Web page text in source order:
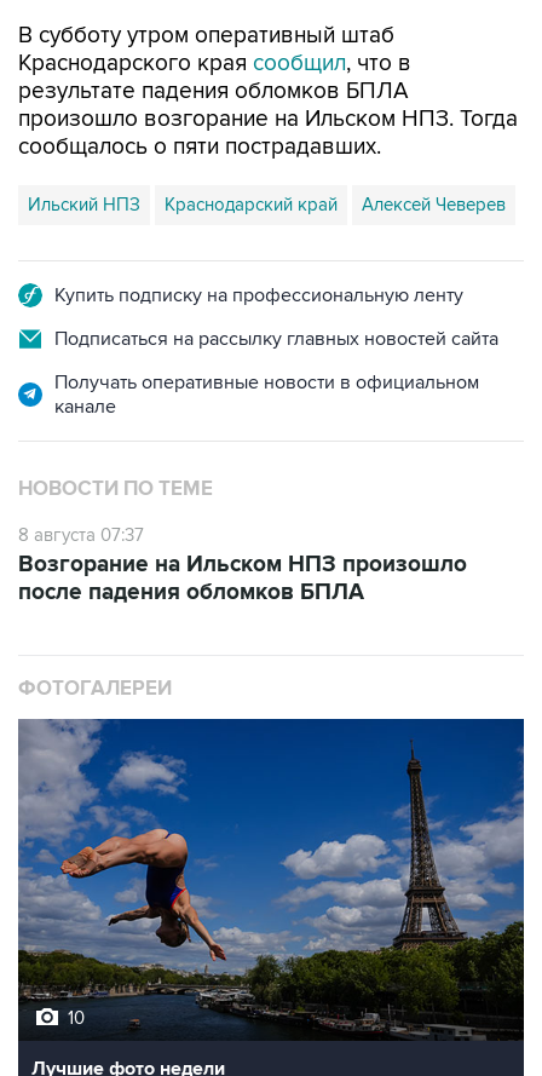
В субботу утром оперативный штаб
Краснодарского края сообщил, что в
результате падения обломков БПЛА
произошло возгорание на Ильском НПЗ. Тогда
сообщалось о пяти пострадавших.
Ильский НПЗ Краснодарский край Алексей Чеверев
Купить подписку на профессиональную ленту
Подписаться на рассылку главных новостей сайта
Получать оперативные новости в официальном
канале
НОВОСТИ ПО ТЕМЕ
8 августа 07:37
Возгорание на Ильском НПЗ произошло
после падения обломков БПЛА
ФОТОГАЛЕРЕИ
10
Лучшие фото недели